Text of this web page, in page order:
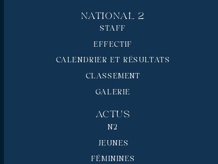
National 2
STAFF
EFFECTIF
CALENDRIER ET RÉSULTATS
CLASSEMENT
GALERIE
Actus
N2
JEUNES
FÉMININES